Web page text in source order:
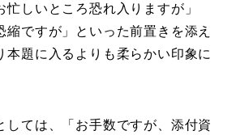
しいところ恐れ入りますが」
縮ですが」といった前置きを添え
本題に入るよりも柔らかい印象に
しては、「お手数ですが、添付資